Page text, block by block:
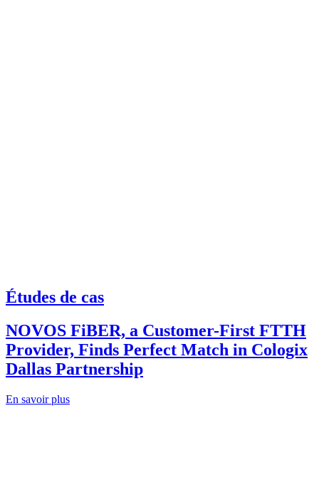
Études de cas
NOVOS FiBER, a Customer-First FTTH
Provider, Finds Perfect Match in Cologix
Dallas Partnership
En savoir plus